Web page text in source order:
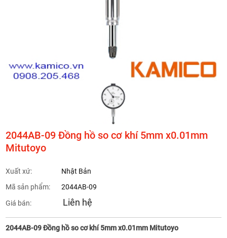
2044AB-09 Đồng hồ so cơ khí 5mm x0.01mm
Mitutoyo
Xuất xứ:
Nhật Bản
Mã sản phẩm:
2044AB-09
Giá bán:
Liên hệ
2044AB-09 Đồng hồ so cơ khí 5mm x0.01mm Mitutoyo